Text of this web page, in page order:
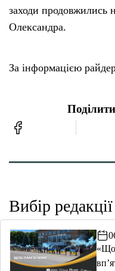
заходи продовжились
Олександра.
За інформацією
Вибір редакції